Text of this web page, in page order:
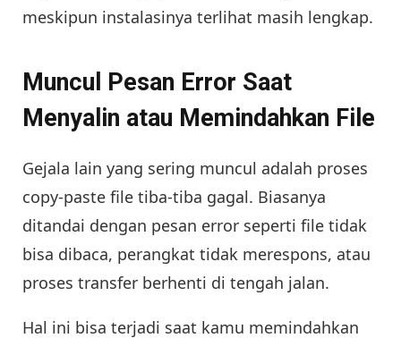
meskipun instalasinya terlihat masih lengkap.
Muncul Pesan Error Saat
Menyalin atau Memindahkan File
Gejala lain yang sering muncul adalah proses
copy-paste file tiba-tiba gagal. Biasanya
ditandai dengan pesan error seperti file tidak
bisa dibaca, perangkat tidak merespons, atau
proses transfer berhenti di tengah jalan.
Hal ini bisa terjadi saat kamu memindahkan